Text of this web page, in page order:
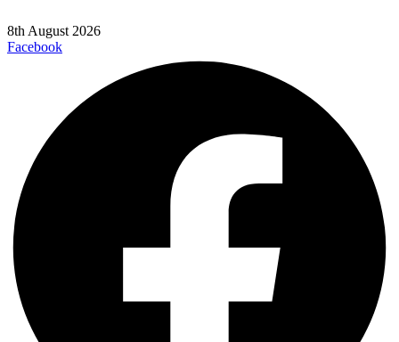
8th August 2026
Facebook